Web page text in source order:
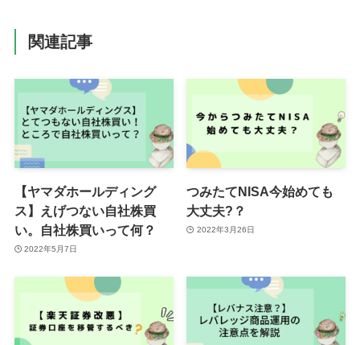
関連記事
【ヤマダホールディング
ス】えげつない自社株買
い。自社株買いって何？
2022年5月7日
つみたてNISA今始めても
大丈夫?？
2022年3月26日